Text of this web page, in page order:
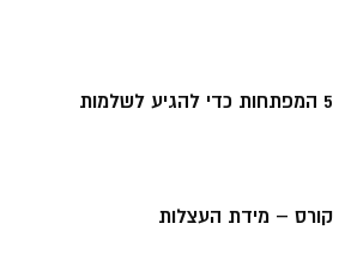
5 המפתחות כדי להגיע לשלמות
קורס – מידת העצלות